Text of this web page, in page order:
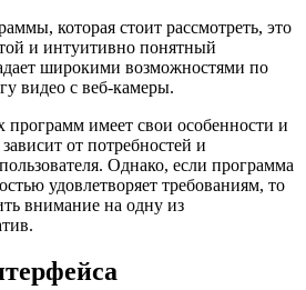
которая стоит рассмотреть, это
и интуитивно понятный
широкими возможностями по
видео с веб-камеры.
программ имеет свои особенности и
от потребностей и
Однако, если программа
удовлетворяет требованиям, то
внимание на одну из